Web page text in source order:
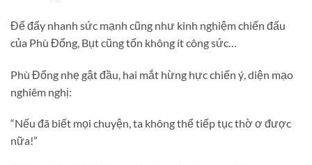
Để đẩy nhanh sức mạnh cũng như kinh nghiệm chiến đấu
của Phù Đổng, Bụt cũng tốn không ít công sức…
Phù Đổng nhẹ gật đầu, hai mắt hừng hực chiến ý, diện mạo
nghiêm nghị:
“Nếu đã biết mọi chuyện, ta không thể tiếp tục thờ ơ được
nữa!”